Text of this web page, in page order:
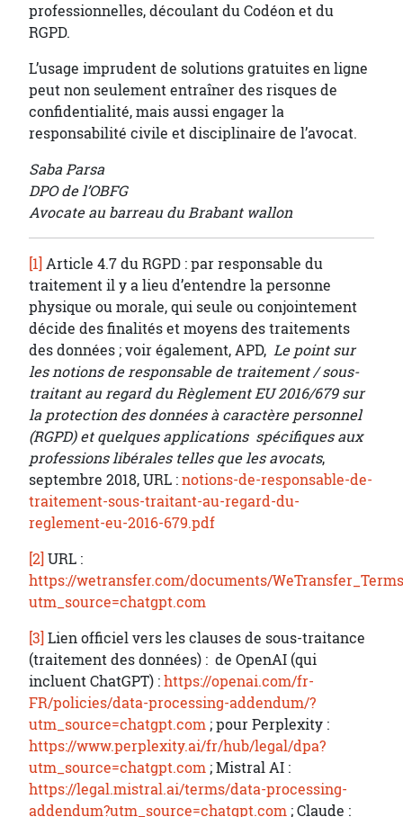
professionnelles, découlant du Codéon et du
RGPD.
L’usage imprudent de solutions gratuites en ligne
peut non seulement entraîner des risques de
confidentialité, mais aussi engager la
responsabilité civile et disciplinaire de l’avocat.
Saba Parsa
DPO de l’OBFG
Avocate au barreau du Brabant wallon
[1] Article 4.7 du RGPD : par responsable du
traitement il y a lieu d’entendre la personne
physique ou morale, qui seule ou conjointement
décide des finalités et moyens des traitements
des données ; voir également, APD, Le point sur
les notions de responsable de traitement / sous-
traitant au regard du Règlement EU 2016/679 sur
la protection des données à caractère personnel
(RGPD) et quelques applications spécifiques aux
professions libérales telles que les avocats,
septembre 2018, URL :notions-de-responsable-de-
traitement-sous-traitant-au-regard-du-
reglement-eu-2016-679.pdf
[2] URL :
https://wetransfer.com/documents/
utm_source=chatgpt.com
[3] Lien officiel vers les clauses de sous-traitance
(traitement des données) : de OpenAI (qui
incluent ChatGPT) :https://openai.com/fr-
FR/policies/data-processing-addendum/?
utm_source=chatgpt.com ; pour Perplexity :
https://www.perplexity.ai/fr/hub/legal/dpa?
utm_source=chatgpt.com ; Mistral AI :
https://legal.mistral.ai/terms/data-processing-
addendum?utm_source=chatgpt.com ; Claude :